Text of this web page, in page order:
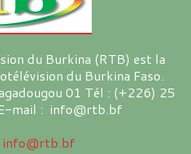
du Burkina (RTB) est la
du Burkina Faso.
01 Tél : (+226) 25
mail : info@rtb.bf
info@rtb.bf